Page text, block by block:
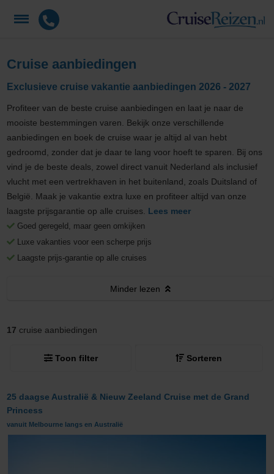
Cruise aanbiedingen
Exclusieve cruise vakantie aanbiedingen 2026 - 2027
Profiteer van de beste cruise aanbiedingen en laat je naar de
mooiste bestemmingen varen. Bekijk onze verschillende
aanbiedingen en boek de cruise waar je altijd al van hebt
gedroomd, zonder dat je daar te lang voor hoeft te sparen. Bij ons
vind je de beste deals, zowel direct vanuit Nederland als inclusief
vlucht met een vertrekhaven in het buitenland, zoals Duitsland of
België. Maak je vakantie extra luxe en profiteer altijd van onze
laagste prijsgarantie op alle cruises. Lees meer
Goed geregeld, maar geen omkijken
Luxe vakanties voor een scherpe prijs
Laagste prijs-garantie op alle cruises
Minderlezen
17 cruise aanbiedingen
Toon filter Sorteren
25 daagse Australië & Nieuw Zeeland Cruise met de Grand
Princess
vanuit Melbourne langs en Australië